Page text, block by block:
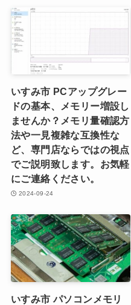
いすみ市 PCアップグレー
ドの基本、メモリー増設し
ませんか？メモリ量確認方
法や一見複雑な互換性な
ど、専門店ならではの視点
でご説明致します。お気軽
にご連絡ください。
2024-09-24
いすみ市 パソコンメモリ